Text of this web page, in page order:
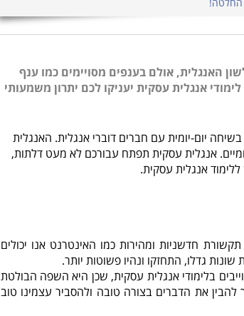
האנגלית, אולם בענפים מסויימים כמו ענף
אנגלית עסקית יעניקו לכם יתרון משמעותי
יום-יומית עם חברים דוברי אנגלית. האנגלית
אנגלית עסקית תפתח עבורכם לא מעט דלתות,
אנגלית עסקית.
חדשניות ומהירות כמו האינטרנט אנו יכולים
גדלו, התחזקו ונהיו פשוטות יותר.
בלימודי אנגלית עסקית, שכן היא השפה הבולטת
להבין את הדברים בצורה טובה ולהסביר עצמינו טוב